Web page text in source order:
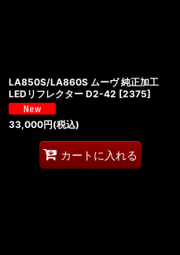
LA850S/LA860S ムーヴ 純正加工
LEDリフレクター D2-42 [2375]
33,000円(税込)
カートに入れる